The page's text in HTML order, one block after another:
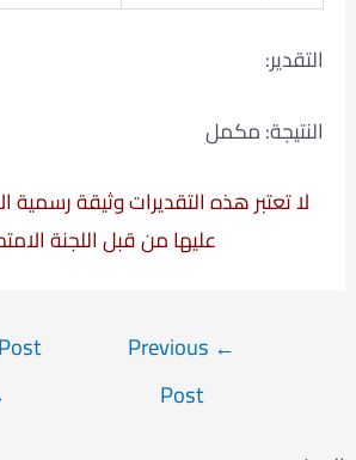
التقدير:
النتيجة: مكمل
لا تعتبر هذه التقديرات وثيقة رسمية
عليها من قبل اللجنة
←
Previous
Post